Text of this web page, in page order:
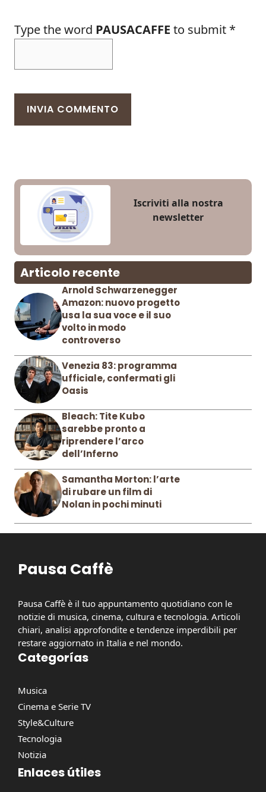
Type the word PAUSACAFFE to submit *
Iscriviti alla nostra
newsletter
Articolo recente
Arnold Schwarzenegger
Amazon: nuovo progetto
usa la sua voce e il suo
volto in modo
controverso
Venezia 83: programma
ufficiale, confermati gli
Oasis
Bleach: Tite Kubo
sarebbe pronto a
riprendere l’arco
dell’Inferno
Samantha Morton: l’arte
di rubare un film di
Nolan in pochi minuti
Pausa Caffè
Pausa Caffè è il tuo appuntamento quotidiano con le
notizie di musica, cinema, cultura e tecnologia. Articoli
chiari, analisi approfondite e tendenze imperdibili per
restare aggiornato in Italia e nel mondo.
Categorías
Musica
Cinema e Serie TV
Style&Culture
Tecnologia
Notizia
Enlaces útiles